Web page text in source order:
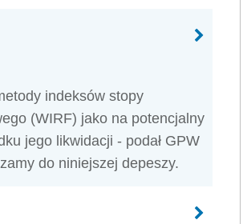
indeksów stopy
(WIRF) jako na potencjalny
jego likwidacji - podał GPW
do niniejszej depeszy.